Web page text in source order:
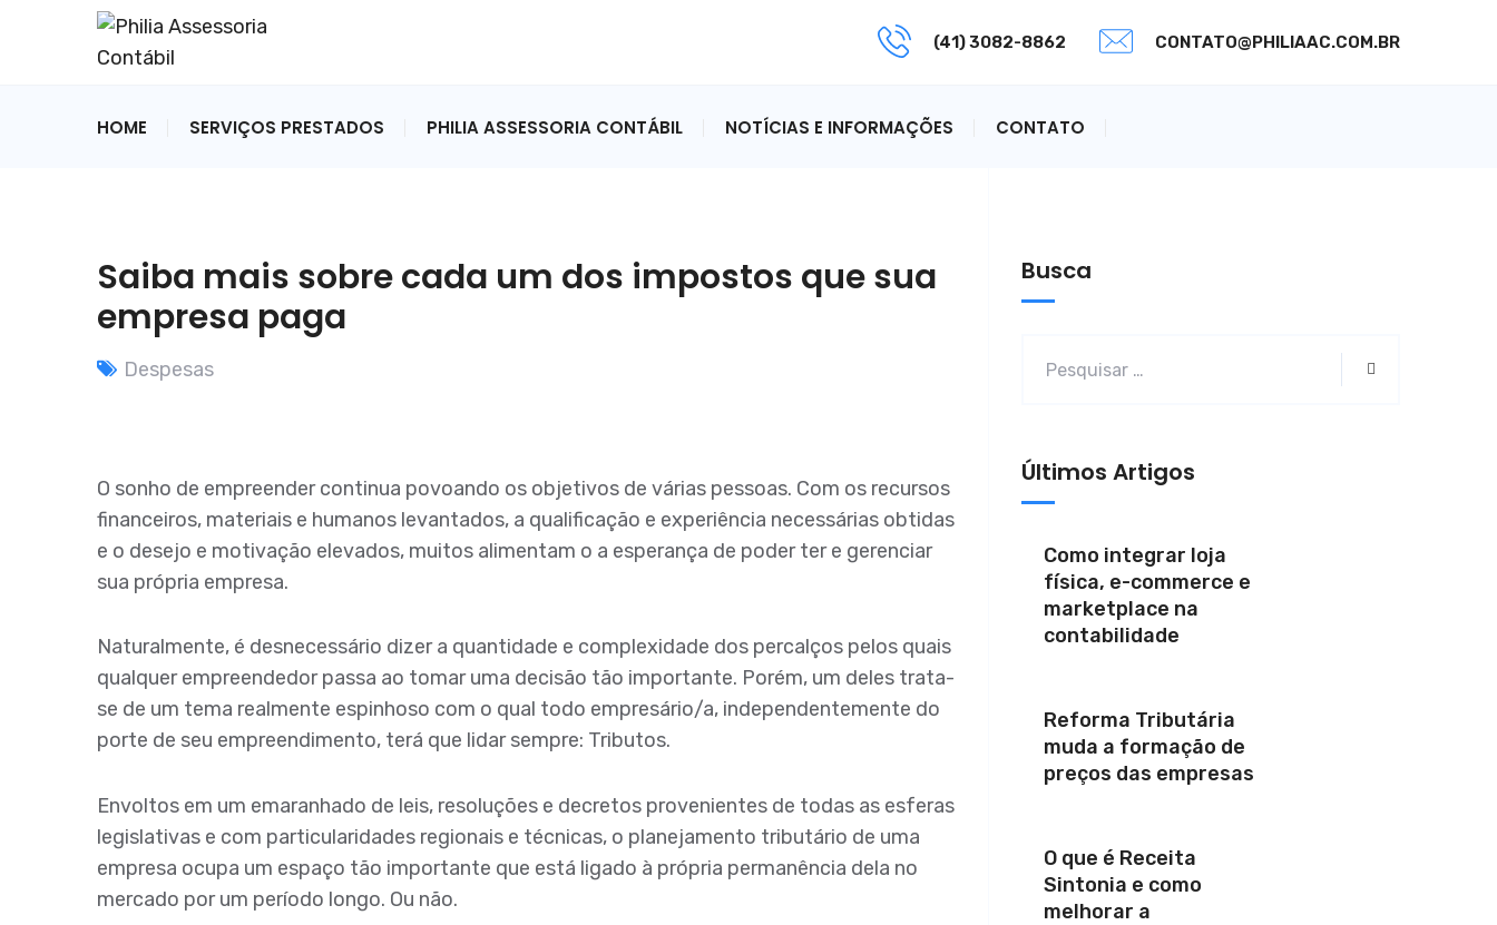
(41) 3082-8862 CONTATO@PHILIAAC.COM.BR
HOME SERVIÇOS PRESTADOS PHILIA ASSESSORIA CONTÁBIL NOTÍCIAS E INFORMAÇÕES CONTATO
Saiba mais sobre cada um dos impostos que sua
empresa paga
Despesas
O sonho de empreender continua povoando os objetivos de várias pessoas. Com os recursos
financeiros, materiais e humanos levantados, a qualificação e experiência necessárias obtidas
e o desejo e motivação elevados, muitos alimentam o a esperança de poder ter e gerenciar
sua própria empresa.
Naturalmente, é desnecessário dizer a quantidade e complexidade dos percalços pelos quais
qualquer empreendedor passa ao tomar uma decisão tão importante. Porém, um deles trata-
se de um tema realmente espinhoso com o qual todo empresário/a, independentemente do
porte de seu empreendimento, terá que lidar sempre: Tributos.
Envoltos em um emaranhado de leis, resoluções e decretos provenientes de todas as esferas
legislativas e com particularidades regionais e técnicas, o planejamento tributário de uma
empresa ocupa um espaço tão importante que está ligado à própria permanência dela no
mercado por um período longo. Ou não.
Busca
Últimos Artigos
Como integrar loja
física, e-commerce e
marketplace na
contabilidade
Reforma Tributária
muda a formação de
preços das empresas
O que é Receita
Sintonia e como
melhorar a